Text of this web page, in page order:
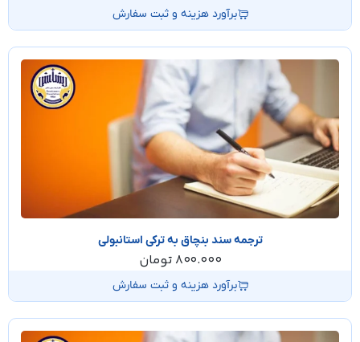
برآورد هزینه و ثبت سفارش
ترجمه سند بنچاق به ترکی استانبولی
800.000 تومان
برآورد هزینه و ثبت سفارش